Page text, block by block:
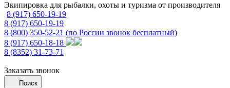
Экипировка для рыбалки, охоты и туризма от производителя
8 (917) 650-19-19
8 (917) 650-19-19
8 (800) 350-52-21 (по России звонок бесплатный)
8 (917) 650-18-18
8 (8352) 31-73-71
Заказать звонок
Поиск